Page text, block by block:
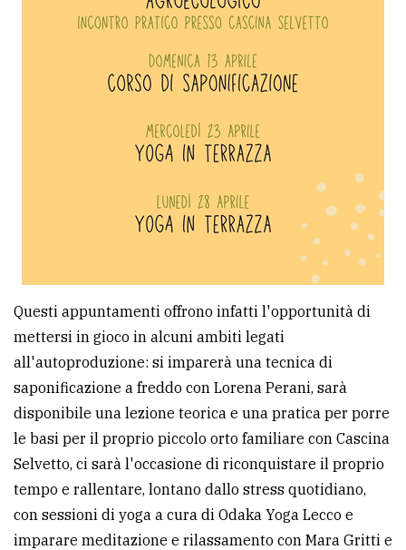
Questi appuntamenti offrono infatti l'opportunità di
mettersi in gioco in alcuni ambiti legati
all'autoproduzione: si imparerà una tecnica di
saponificazione a freddo con Lorena Perani, sarà
disponibile una lezione teorica e una pratica per porre
le basi per il proprio piccolo orto familiare con Cascina
Selvetto, ci sarà l'occasione di riconquistare il proprio
tempo e rallentare, lontano dallo stress quotidiano,
con sessioni di yoga a cura di Odaka Yoga Lecco e
imparare meditazione e rilassamento con Mara Gritti e